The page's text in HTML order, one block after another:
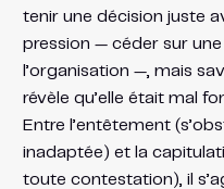
tenir une décision juste
pression — céder sur
l’organisation —, mais
révèle qu’elle était mal
Entre l’entêtement
inadaptée) et la
toute contestation), il